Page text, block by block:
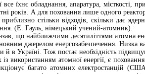
їхнє обладнання, апаратура, місткості,
років. А для поховання лише одного
стільки відходів, скільки дає
(Е. Гауль, німецький учений-атомник).
що найближчими десятиліттями атомна
джерелом енергозабезпечення. Низка
в Україні. Тож постає необхідність
використанням атомної енергії, є
багато атомних електростанцій